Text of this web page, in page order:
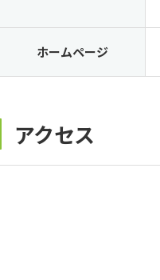
ホームページ
アクセス